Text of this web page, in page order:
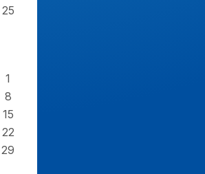
25
1
8
15
22
29